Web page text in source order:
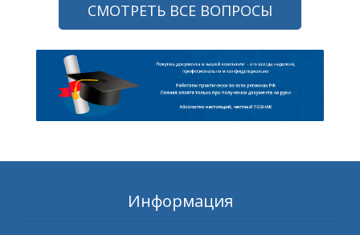
СМОТРЕТЬ ВСЕ ВОПРОСЫ
Информация